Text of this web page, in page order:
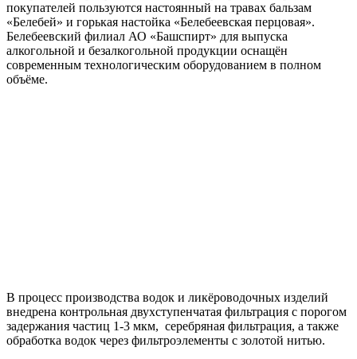
покупателей пользуются настоянный на травах бальзам
«Белебей» и горькая настойка «Белебеевская перцовая».
Белебеевский филиал АО «Башспирт» для выпуска
алкогольной и безалкогольной продукции оснащён
современным технологическим оборудованием в полном
объёме.
В процесс производства водок и ликёроводочных изделий
внедрена контрольная двухступенчатая фильтрация с порогом
задержания частиц 1-3 мкм, серебряная фильтрация, а также
обработка водок через фильтроэлементы с золотой нитью.